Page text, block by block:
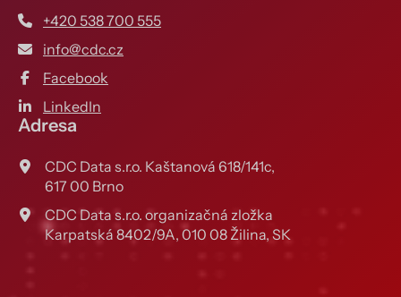
+420 538 700 555
info@cdc.cz
Facebook
LinkedIn
Adresa
CDC Data s.r.o. Kaštanová 618/141c,
617 00 Brno
CDC Data s.r.o. organizačná zložka
Karpatská 8402/9A, 010 08 Žilina, SK